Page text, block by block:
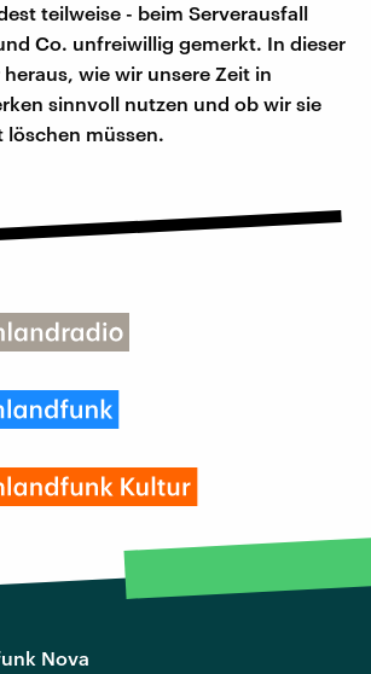
teilweise - beim Serverausfall
Co. unfreiwillig gemerkt. In dieser
wie wir unsere Zeit in
sinnvoll nutzen und ob wir sie
müssen.
Nova